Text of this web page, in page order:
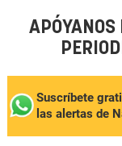
APÓYANOS
Suscríbete
las alertas de